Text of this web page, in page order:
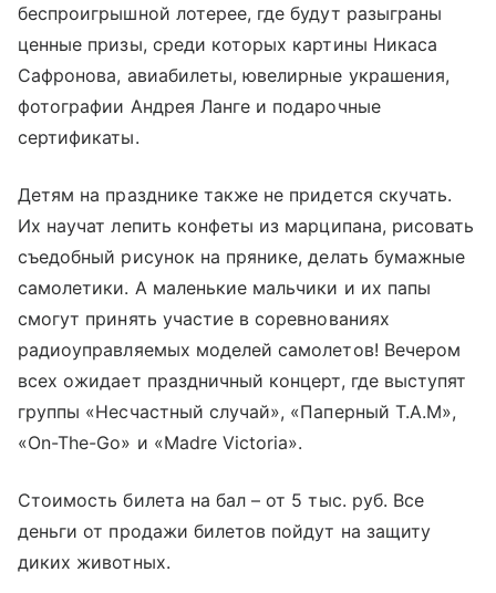
беспроигрышной лотерее, где будут разыграны
ценные призы, среди которых картины Никаса
Сафронова, авиабилеты, ювелирные украшения,
фотографии Андрея Ланге и подарочные
сертификаты.
Детям на празднике также не придется скучать.
Их научат лепить конфеты из марципана, рисовать
съедобный рисунок на прянике, делать бумажные
самолетики. А маленькие мальчики и их папы
смогут принять участие в соревнованиях
радиоуправляемых моделей самолетов! Вечером
всех ожидает праздничный концерт, где выступят
группы «Несчастный случай», «Паперный Т.А.М»,
«On-The-Go» и «Madre Victoria».
Стоимость билета на бал – от 5 тыс. руб. Все
деньги от продажи билетов пойдут на защиту
диких животных.